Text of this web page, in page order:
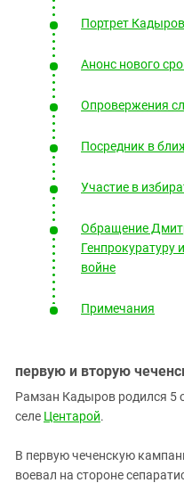
Портрет
Анонс нового
Опровержения
Посредник в
Участие в
Обращение
Генпрокуратуру
войне
Примечания
первую и вторую
Рамзан Кадыров родился 5
селе Центарой.
В первую чеченскую
воевал на стороне